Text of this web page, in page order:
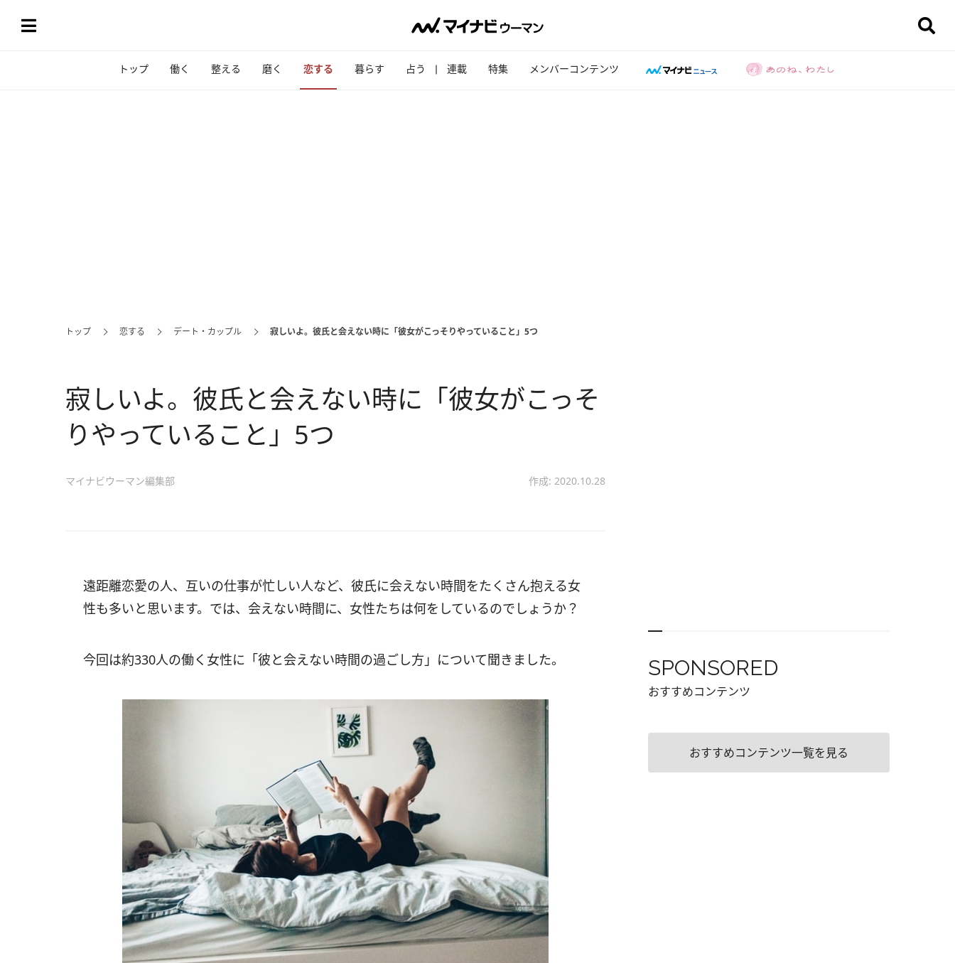
トップ 働く 整える 磨く 恋する 暮らす 占う 連載 特集 メンバーコンテンツ
トップ 恋する デート・カップル 寂しいよ。彼氏と会えない時に「彼女がこっそりやっていること」5つ
寂しいよ。彼氏と会えない時に「彼女がこっそ
りやっていること」5つ
マイナビウーマン編集部 作成: 2020.10.28
遠距離恋愛の人、互いの仕事が忙しい人など、彼氏に会えない時間をたくさん抱える女
性も多いと思います。では、会えない時間に、女性たちは何をしているのでしょうか？
今回は約330人の働く女性に「彼と会えない時間の過ごし方」について聞きました。 SPONSORED
おすすめコンテンツ
おすすめコンテンツ一覧を見る